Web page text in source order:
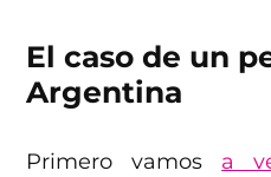
El caso de un
Argentina
Primero vamos a